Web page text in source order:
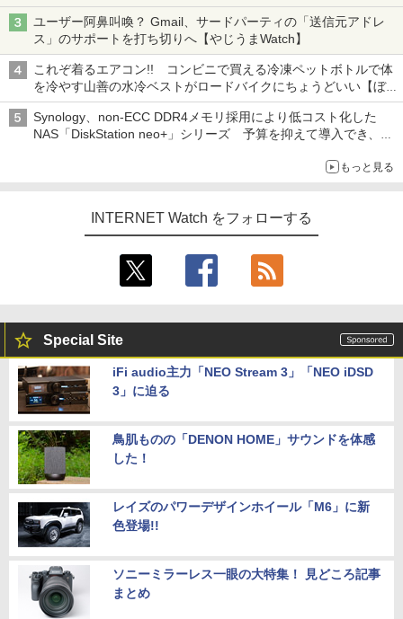
真や映像を使った投資詐欺などへの対策として
ユーザー阿鼻叫喚？ Gmail、サードパーティの「送信元アドレ
ス」のサポートを打ち切りへ【やじうまWatch】
これぞ着るエアコン!! コンビニで買える冷凍ペットボトルで体
を冷やす山善の水冷ベストがロードバイクにちょうどいい【ぼっ
ち・ざ・ろーど！その14】【空いた時間でなにしてる？】
Synology、non-ECC DDR4メモリ採用により低コスト化した
NAS「DiskStation neo+」シリーズ 予算を抑えて導入でき、
もっと見る
INTERNET Watch をフォローする
Special Site
iFi audio主力「NEO Stream 3」「NEO iDSD
3」に迫る
鳥肌ものの「DENON HOME」サウンドを体感
した！
レイズのパワーデザインホイール「M6」に新
色登場!!
ソニーミラーレス一眼の大特集！ 見どころ記事
まとめ